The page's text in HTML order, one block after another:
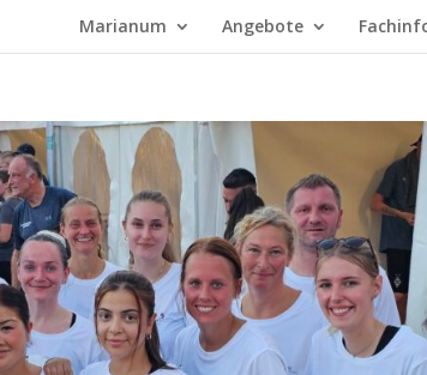
Marianum Angebote